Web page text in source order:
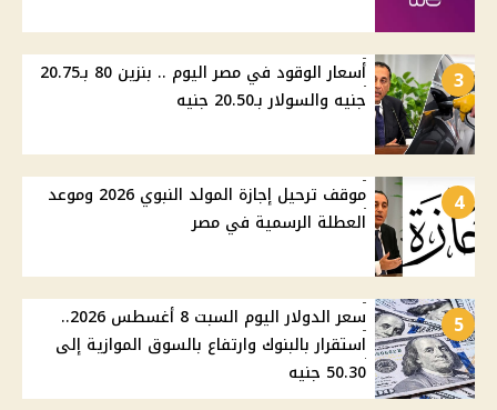
3
أسعار الوقود في مصر اليوم .. بنزين 80 بـ20.75
جنيه والسولار بـ20.50 جنيه
4
موقف ترحيل إجازة المولد النبوي 2026 وموعد
العطلة الرسمية في مصر
5
سعر الدولار اليوم السبت 8 أغسطس 2026..
استقرار بالبنوك وارتفاع بالسوق الموازية إلى
50.30 جنيه